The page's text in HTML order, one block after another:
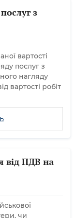
з
вартості
послуг з
нагляду
вартості робіт
від ПДВ на
чи